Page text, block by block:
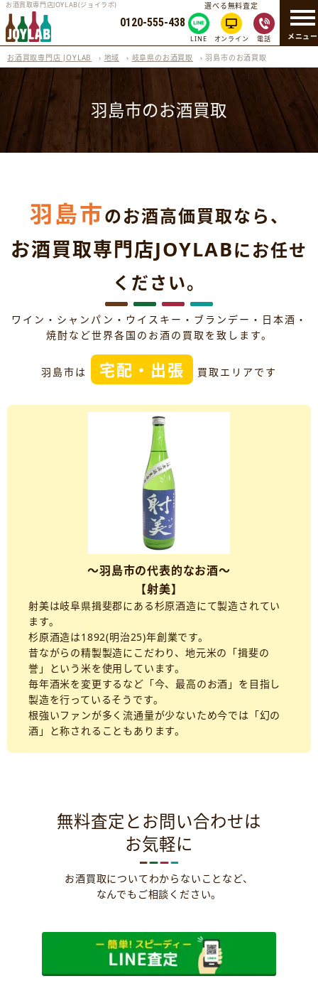
メニュー
お酒買取専門店JOYLAB(ジョイラボ)
0120-555-438
選べる無料査定
LINE オンライン 電話
お酒買取専門店 JOYLAB › 地域 › 岐阜県のお酒買取 ›羽島市のお酒買取
羽島市のお酒買取
羽島市のお酒高価買取なら、
お酒買取専門店JOYLABにお任せ
ください。
ワイン・シャンパン・ウイスキー・ブランデー・日本酒・
焼酎など世界各国のお酒の買取を致します。
羽島市は 宅配・出張 買取エリアです
～羽島市の代表的なお酒～
【射美】
射美は岐阜県揖斐郡にある杉原酒造にて製造されてい
ます。
杉原酒造は1892(明治25)年創業です。
昔ながらの精製製造にこだわり、地元米の「揖斐の
誉」という米を使用しています。
毎年酒米を変更するなど「今、最高のお酒」を目指し
製造を行っているそうです。
根強いファンが多く流通量が少ないため今では「幻の
酒」と称されることもあります。
無料査定とお問い合わせは
お気軽に
お酒買取についてわからないことなど、
なんでもご相談ください。